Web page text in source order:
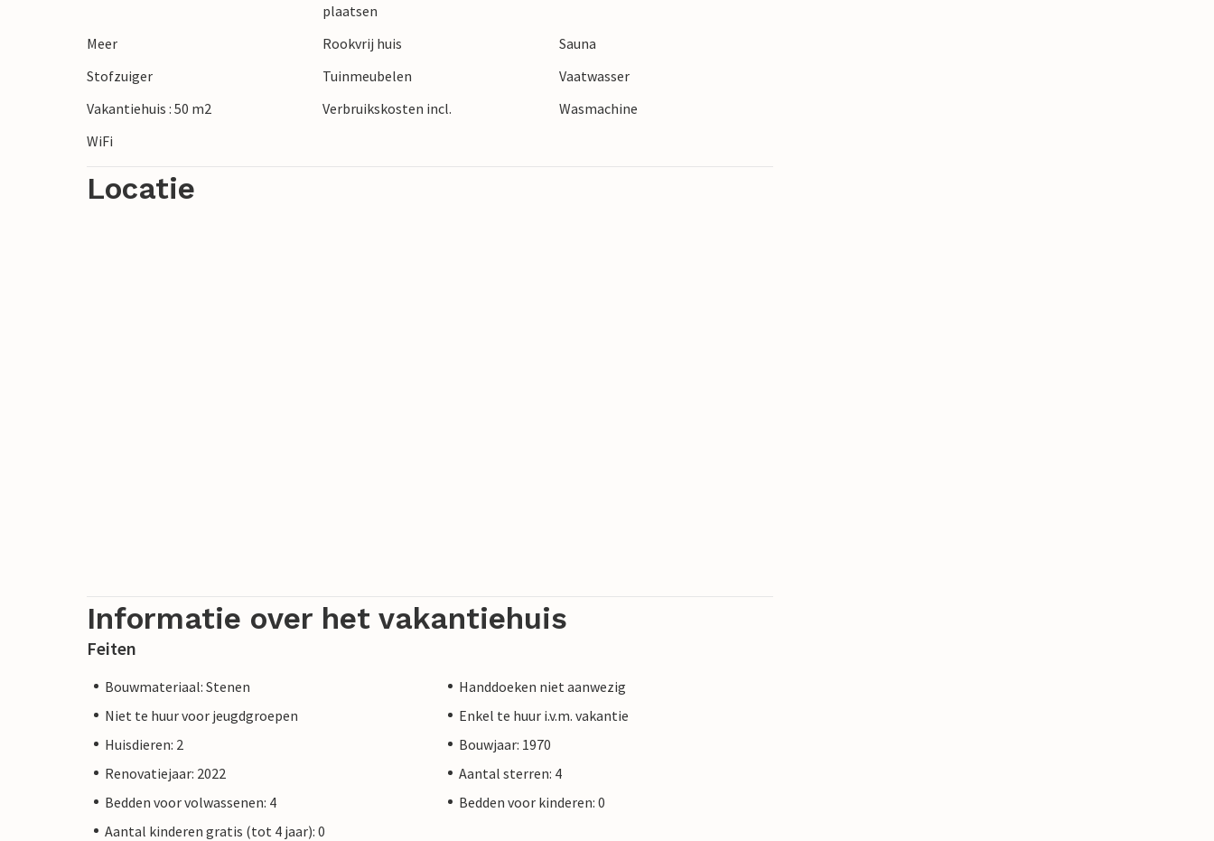
plaatsen
Meer Rookvrij huis
Sauna
Stofzuiger
Tuinmeubelen
Vaatwasser
Vakantiehuis : 50 m2
Verbruikskosten incl.
Wasmachine
WiFi
Locatie
Informatie over het vakantiehuis
Feiten
Bouwmateriaal: Stenen
Handdoeken niet aanwezig
Niet te huur voor jeugdgroepen
Enkel te huur i.v.m. vakantie
Huisdieren: 2
Bouwjaar: 1970
Renovatiejaar: 2022
Aantal sterren: 4
Bedden voor volwassenen: 4
Bedden voor kinderen: 0
Aantal kinderen gratis (tot 4 jaar): 0